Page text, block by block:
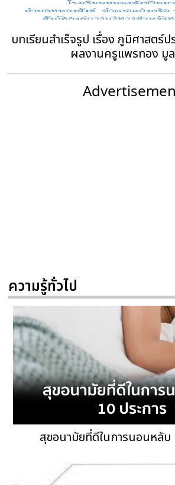
บทเรียนสำเร็จรูป เรื่อง ภูมิศาสตร์ป
ผลงานครูแพรทอง มู
ความรู้ทั่วไป
สุขอนามัยที่ดีในการนอนหลับ